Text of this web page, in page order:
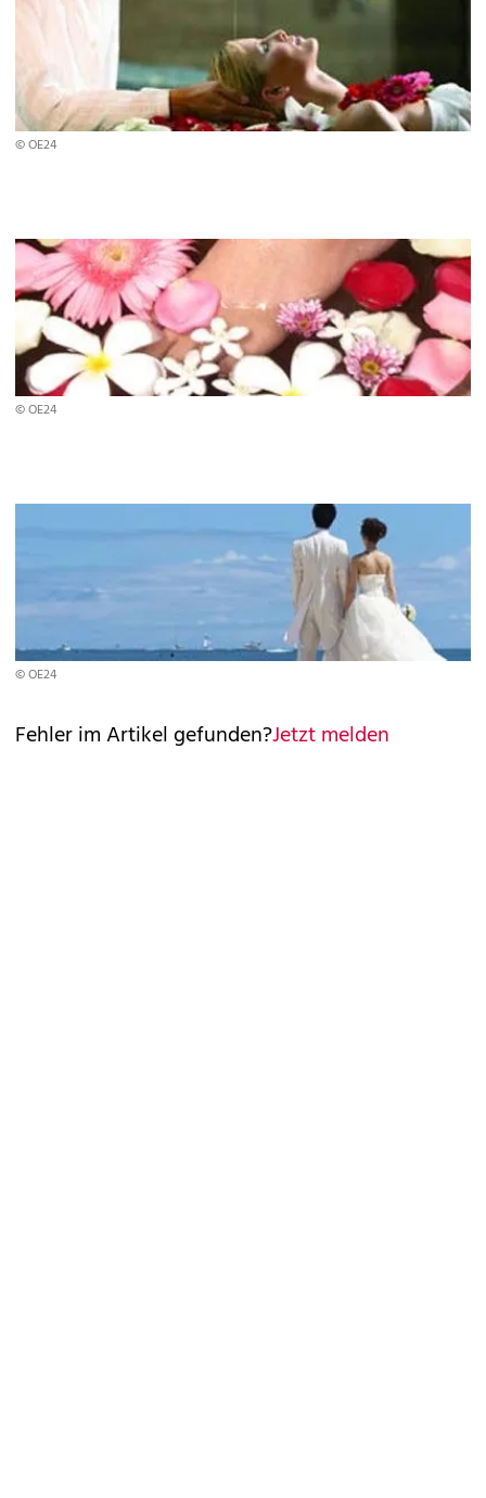
© OE24
© OE24
© OE24
Fehler im Artikel gefunden?Jetzt melden